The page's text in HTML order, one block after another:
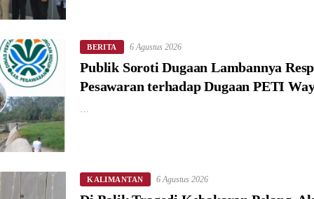
BERITA 6 Agustus 2026
Publik Soroti Dugaan Lambannya
Pesawaran terhadap Dugaan PETI
…
KALIMANTAN 6 Agustus 2026